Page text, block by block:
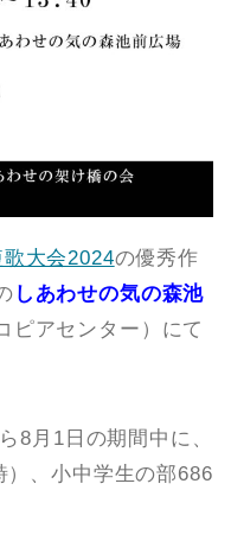
大会2024の優秀作
しあわせの気の森池
ピアセンター）にて
8月1日の期間中に、
、小中学生の部686